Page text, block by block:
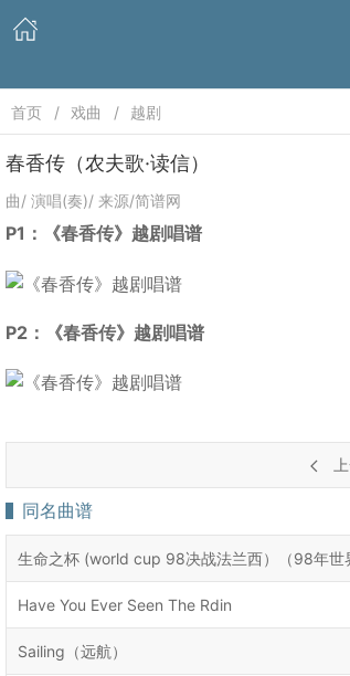
首页 戏曲 越剧
春香传（农夫歌·读信）
曲/ 演唱(奏)/ 来源/简谱网
P1：《春香传》越剧唱谱
P2：《春香传》越剧唱谱
同名曲谱
生命之杯 (world cup 98决战法兰西）（98年世
Have You Ever Seen The Rdin
Sailing（远航）